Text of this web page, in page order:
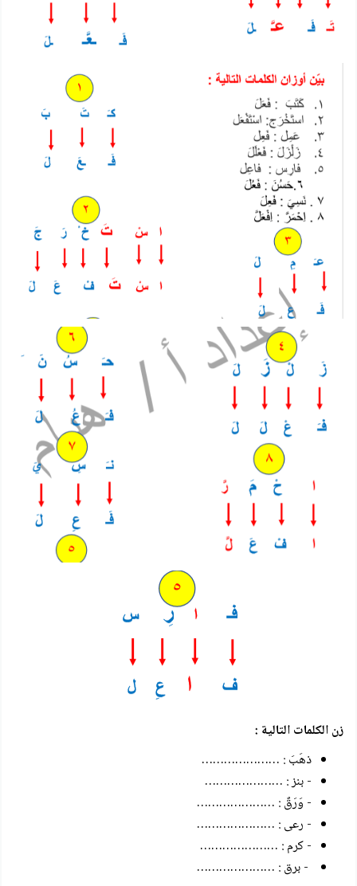
زن الكلمات التالية :
ذهَبَ : …………………
- بنز : …………………
- وَرَقٌ : …………………
- رعى : …………………
- كرم : …………………
- برق : …………………